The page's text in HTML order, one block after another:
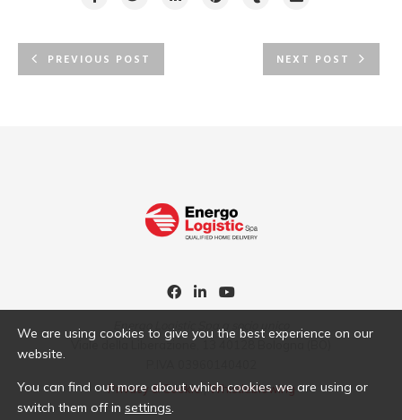
PREVIOUS POST NEXT POST
Viale della Liberazione, 13 40128 Bologna (BO)
Privacy & Cookie|Whistleblowing
We are using cookies to give you the best experience on our
website.
You can find out more about which cookies we are using or
switch them off in settings.